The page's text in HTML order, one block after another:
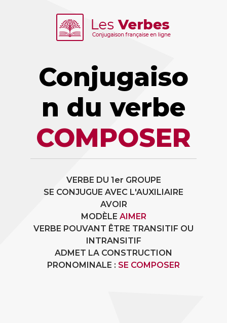
Conjugaiso
n du verbe
COMPOSER
VERBE DU 1er GROUPE
SE CONJUGUE AVEC L'AUXILIAIRE
AVOIR
MODÈLE AIMER
VERBE POUVANT ÊTRE TRANSITIF OU
INTRANSITIF
ADMET LA CONSTRUCTION
PRONOMINALE : SE COMPOSER